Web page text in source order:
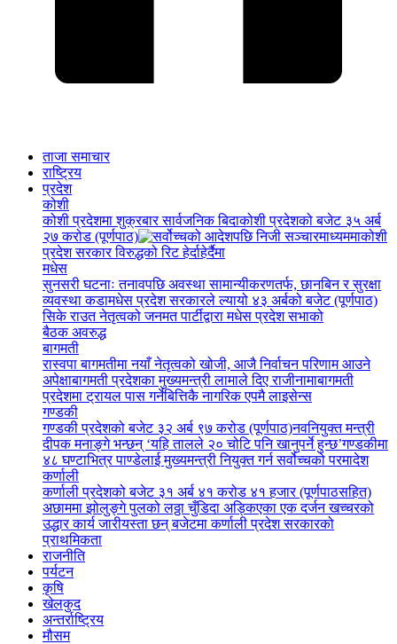
ताजा समाचार
राष्ट्रिय
प्रदेश
कोशी
कोशी प्रदेशमा शुक्रबार सार्वजनिक बिदाकोशी प्रदेशको बजेट ३५ अर्ब
२७ करोड (पूर्णपाठ)
कोशी
प्रदेश सरकार विरुद्धको रिट हेर्दाहेर्दैमा
मधेस
सुनसरी घटनाः तनावपछि अवस्था सामान्यीकरणतर्फ, छानबिन र सुरक्षा
व्यवस्था कडामधेस प्रदेश सरकारले ल्यायो ४३ अर्बको बजेट (पूर्णपाठ)
सिके राउत नेतृत्वको जनमत पार्टीद्वारा मधेस प्रदेश सभाको
बैठक अवरुद्ध
बागमती
रास्वपा बागमतीमा नयाँ नेतृत्वको खोजी, आजै निर्वाचन परिणाम आउने
अपेक्षाबागमती प्रदेशका मुख्यमन्त्री लामाले दिए राजीनामाबागमती
प्रदेशमा ट्रायल पास गर्नेबित्तिकै नागरिक एपमै लाइसेन्स
गण्डकी
गण्डकी प्रदेशको बजेट ३२ अर्ब ९७ करोड (पूर्णपाठ)नवनियुक्त मन्त्री
दीपक मनाङ्गे भन्छन् ‘यहि तालले २० चोटि पनि खानुपर्ने हुन्छ’गण्डकीमा
४८ घण्टाभित्र पाण्डेलाई मुख्यमन्त्री नियुक्त गर्न सर्वोच्चको परमादेश
कर्णाली
कर्णाली प्रदेशको बजेट ३१ अर्ब ४१ करोड ४१ हजार (पूर्णपाठसहित)
अछाममा झोलुङ्गे पुलको लठ्ठा चुँडिदा अड्किएका एक दर्जन खच्चरको
उद्धार कार्य जारीयस्ता छन् बजेटमा कर्णाली प्रदेश सरकारको
प्राथमिकता
राजनीति
पर्यटन
कृषि
खेलकुद
अन्तर्राष्ट्रिय
मौसम